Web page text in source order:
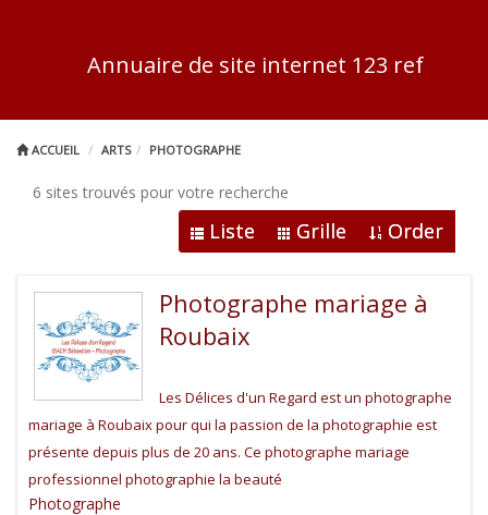
Annuaire de site internet 123 ref
ACCUEIL ARTS PHOTOGRAPHE
6 sites trouvés pour votre recherche
Liste Grille Order
Photographe mariage à
Roubaix
Les Délices d'un Regard est un photographe
mariage à Roubaix pour qui la passion de la photographie est
présente depuis plus de 20 ans. Ce photographe mariage
professionnel photographie la beauté
Photographe